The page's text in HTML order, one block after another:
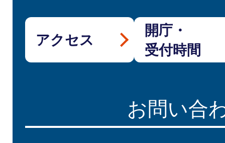
アクセス
開庁・
受付時間
お問い合